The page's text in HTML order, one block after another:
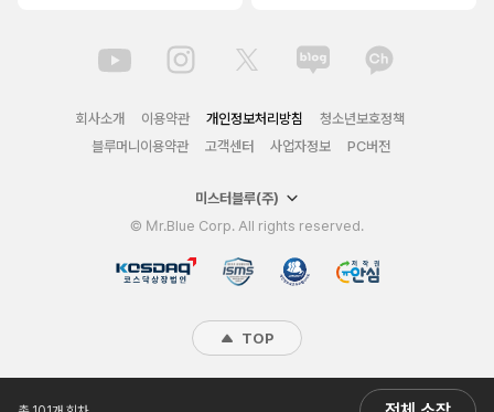
회사소개 이용약관 개인정보처리방침
청소년보호정책
블루머니이용약관
고객센터 사업자정보 PC버전
미스터블루(주)
© Mr.Blue Corp. All rights reserved.
TOP